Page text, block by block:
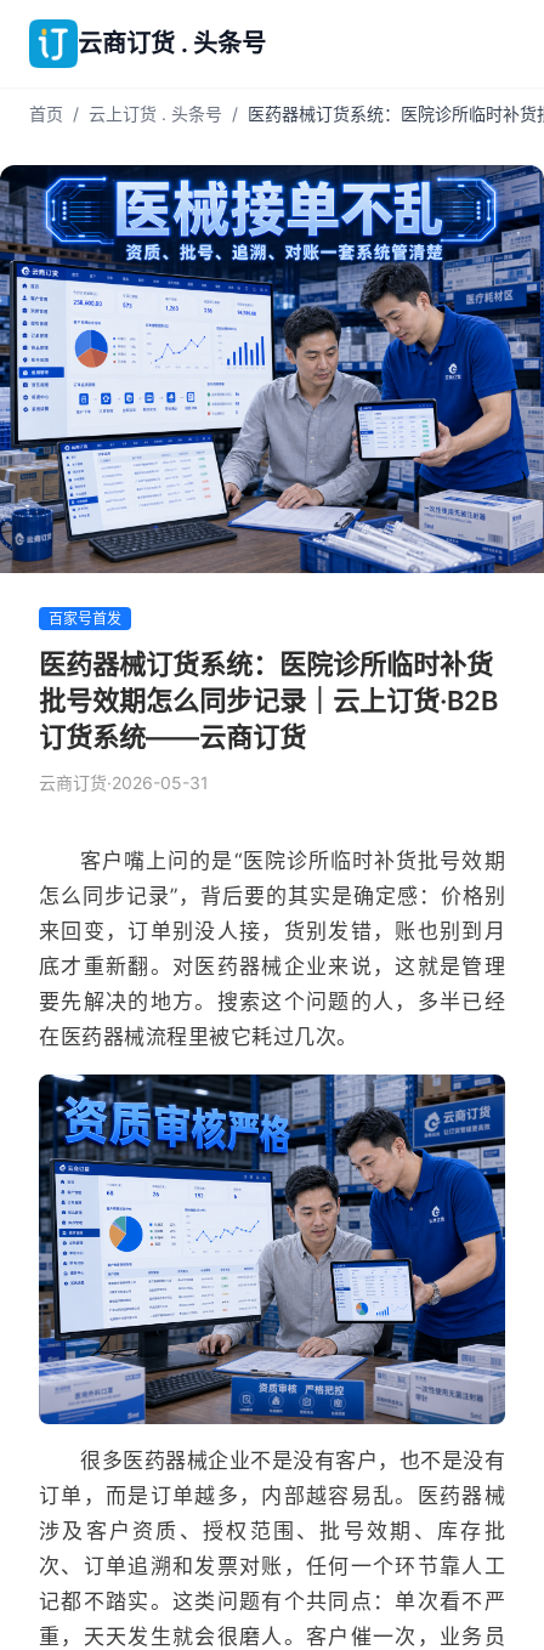
云商订货 . 头条号
首页 / 云上订货 . 头条号 / 医药器械订货系统：医院诊所临时补
百家号首发
医药器械订货系统：医院诊所临时补货
批号效期怎么同步记录｜云上订货·B2B
订货系统——云商订货
云商订货·2026-05-31
客户嘴上问的是“医院诊所临时补货批号效期
怎么同步记录”，背后要的其实是确定感：价格别
来回变，订单别没人接，货别发错，账也别到月
底才重新翻。对医药器械企业来说，这就是管理
要先解决的地方。搜索这个问题的人，多半已经
在医药器械流程里被它耗过几次。
很多医药器械企业不是没有客户，也不是没有
订单，而是订单越多，内部越容易乱。医药器械
涉及客户资质、授权范围、批号效期、库存批
次、订单追溯和发票对账，任何一个环节靠人工
记都不踏实。这类问题有个共同点：单次看不严
重，天天发生就会很磨人。客户催一次，业务员